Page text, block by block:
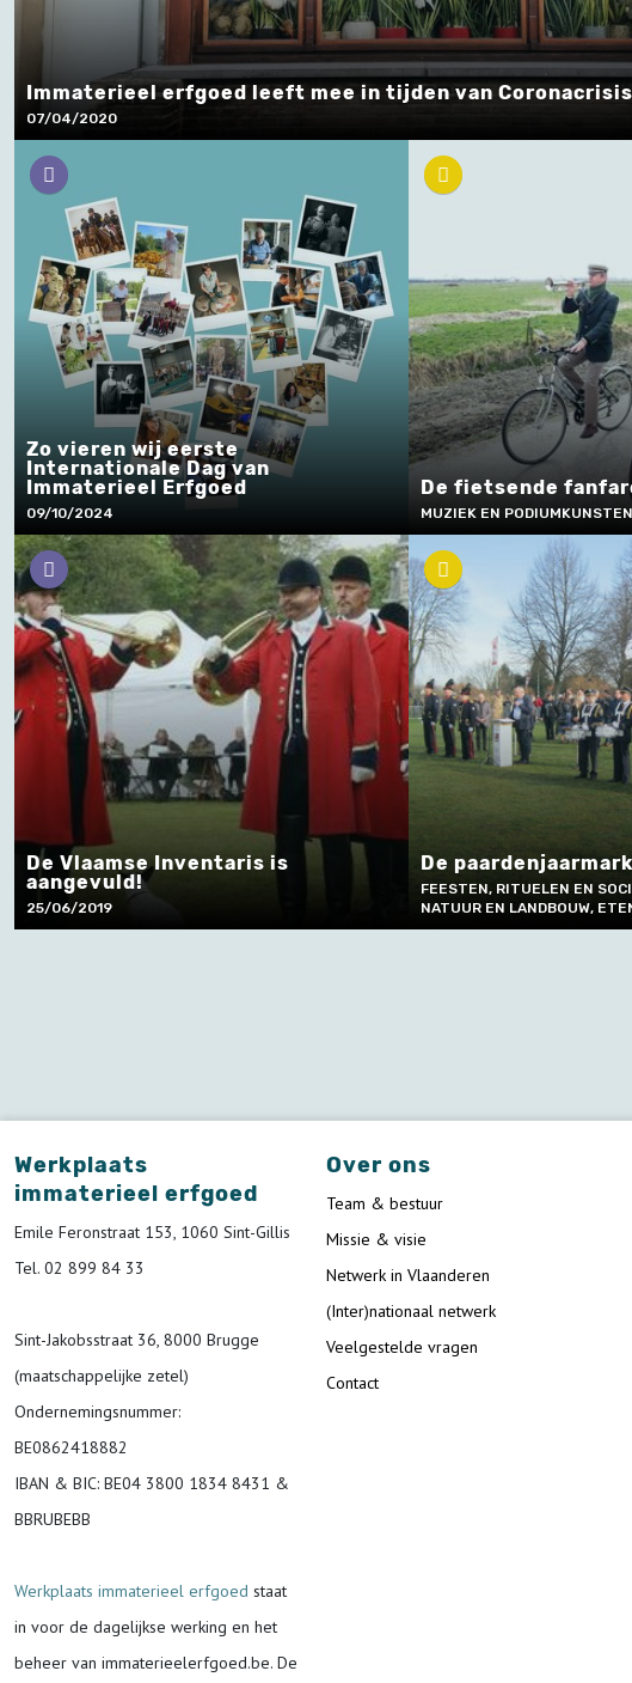
Immaterieel erfgoed leeft mee in tijden van Coronacrisis
07/04/2020
Zo vieren wij eerste
Internationale Dag van
Immaterieel Erfgoed
09/10/2024
De fietsende
MUZIEK EN
De Vlaamse Inventaris is
aangevuld!
25/06/2019
De
FEESTEN, RITUELEN EN
NATUUR EN LANDBOUW,
Werkplaats
immaterieel erfgoed
Emile Feronstraat 153, 1060 Sint-Gillis
Tel. 02 899 84 33
Sint-Jakobsstraat 36, 8000 Brugge
(maatschappelijke zetel)
Ondernemingsnummer:
BE0862418882
IBAN & BIC: BE04 3800 1834 8431 &
BBRUBEBB
Werkplaats immaterieel erfgoed staat
in voor de dagelijkse werking en het
beheer van immaterieelerfgoed.be. De
Over ons
Team & bestuur
Missie & visie
Netwerk in Vlaanderen
(Inter)nationaal netwerk
Veelgestelde vragen
Contact